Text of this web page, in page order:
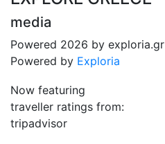
media
Powered 2026 by exploria.gr
Powered by Exploria
Now featuring
traveller ratings from:
tripadvisor